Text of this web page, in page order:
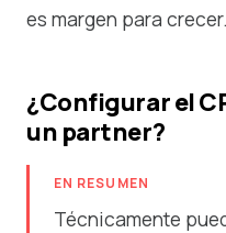
es margen para crecer.
¿Configurar el
un partner?
EN RESUMEN
Técnicamente